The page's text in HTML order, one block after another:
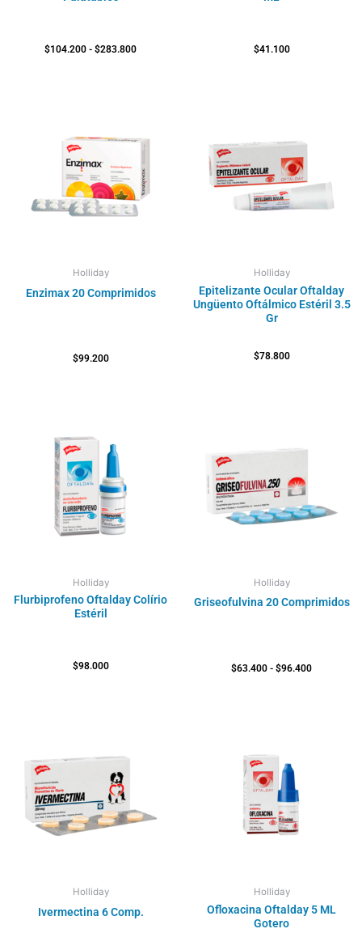
$104.200 - $283.800 $41.100
Holliday
Enzimax 20 Comprimidos
$99.200
Holliday
Epitelizante Ocular Oftalday
Ungüento Oftálmico Estéril 3.5
Gr
$78.800
Holliday
Flurbiprofeno Oftalday Colírio
Estéril
$98.000
Holliday
Griseofulvina 20 Comprimidos
$63.400 - $96.400
Holliday
Ivermectina 6 Comp.
Holliday
Ofloxacina Oftalday 5 ML
Gotero